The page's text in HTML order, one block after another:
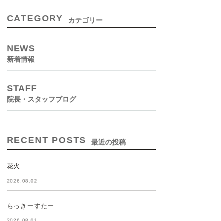
CATEGORY カテゴリー
NEWS
新着情報
STAFF
院長・スタッフブログ
RECENT POSTS 最近の投稿
花火
2026.08.02
らっきーすたー